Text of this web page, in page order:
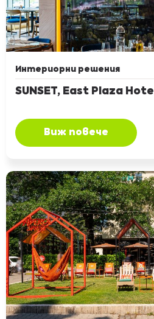
Интериорни решения
SUNSET, East Plaza Hotel
Виж повече